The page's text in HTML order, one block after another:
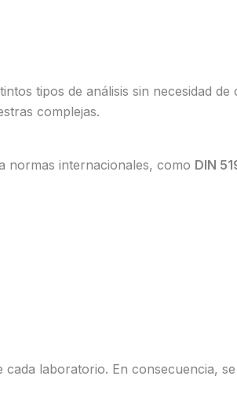
tipos de análisis sin necesidad
complejas.
normas internacionales, como DIN
cada laboratorio. En consecuencia,